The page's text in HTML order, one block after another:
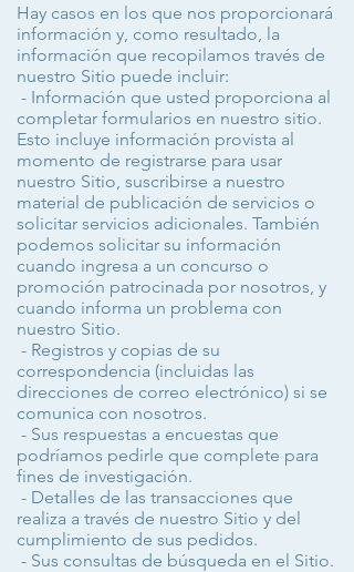
Hay casos en los que nos proporcionará
información y, como resultado, la
información que recopilamos través de
nuestro Sitio puede incluir:
- Información que usted proporciona al
completar formularios en nuestro sitio.
Esto incluye información provista al
momento de registrarse para usar
nuestro Sitio, suscribirse a nuestro
material de publicación de servicios o
solicitar servicios adicionales. También
podemos solicitar su información
cuando ingresa a un concurso o
promoción patrocinada por nosotros, y
cuando informa un problema con
nuestro Sitio.
- Registros y copias de su
correspondencia (incluidas las
direcciones de correo electrónico) si se
comunica con nosotros.
- Sus respuestas a encuestas que
podríamos pedirle que complete para
fines de investigación.
- Detalles de las transacciones que
realiza a través de nuestro Sitio y del
cumplimiento de sus pedidos.
- Sus consultas de búsqueda en el Sitio.